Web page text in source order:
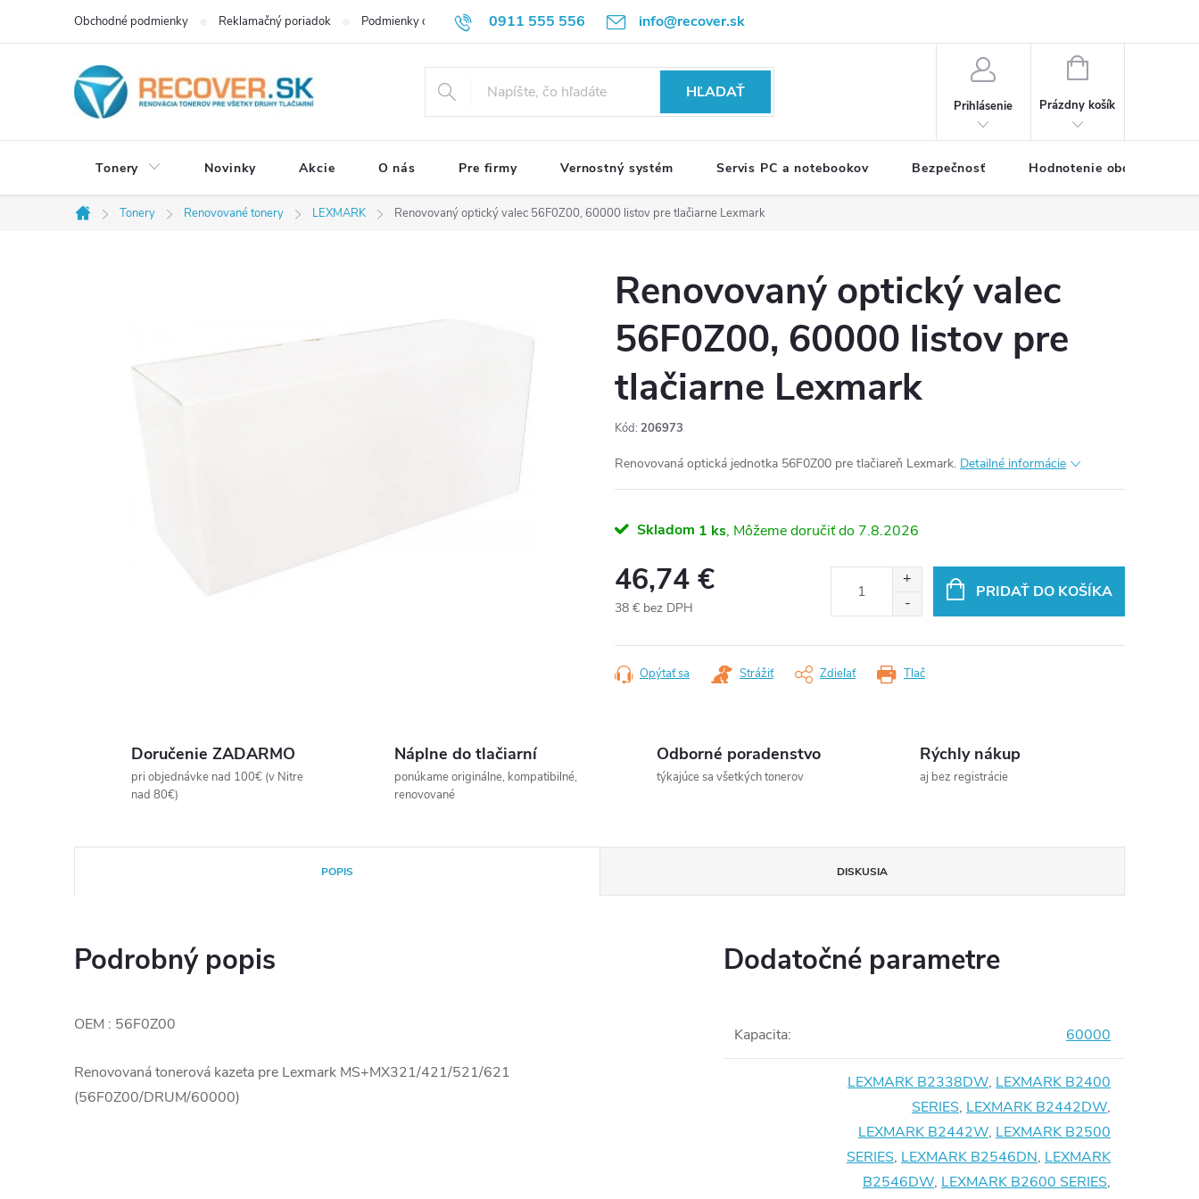
0911 555 556 info@recover.sk
Obchodné podmienky Reklamačný poriadok Podmienky ochrany osobných údajov Formulár na odstúpenie od zmluvy
HĽADAŤ
Prihlásenie
NÁKUPNÝ
Prázdny košík
Tonery Novinky Akcie O nás Pre firmy Vernostný systém Servis PC a notebookov Bezpečnosť Hodnotenie obchodu
Domov
Tonery Renovované tonery LEXMARK Renovovaný optický valec 56F0Z00, 60000 listov pre tlačiarne Lexmark
Renovovaný optický valec
56F0Z00, 60000 listov pre
tlačiarne Lexmark
Kód: 206973
Renovovaná optická jednotka 56F0Z00 pre tlačiareň Lexmark. Detailné informácie
Skladom 1 ks 7.8.2026
46,74 €
38 € bez DPH
cena:
PRIDAŤ DO KOŠÍKA
Tlač
Opýtať sa Strážiť Zdieľať
Doručenie ZADARMO
pri objednávke nad 100€ (v Nitre
nad 80€)
Náplne do tlačiarní
ponúkame originálne, kompatibilné,
renovované
Odborné poradenstvo
týkajúce sa všetkých tonerov
Rýchly nákup
aj bez registrácie
POPIS DISKUSIA
Podrobný popis
OEM : 56F0Z00
Renovovaná tonerová kazeta pre Lexmark MS+MX321/421/521/621
(56F0Z00/DRUM/60000)
Dodatočné parametre
Kapacita: 60000
LEXMARK B2338DW, LEXMARK B2400
SERIES, LEXMARK B2442DW,
LEXMARK B2442W, LEXMARK B2500
SERIES, LEXMARK B2546DN, LEXMARK
B2546DW, LEXMARK B2600 SERIES,